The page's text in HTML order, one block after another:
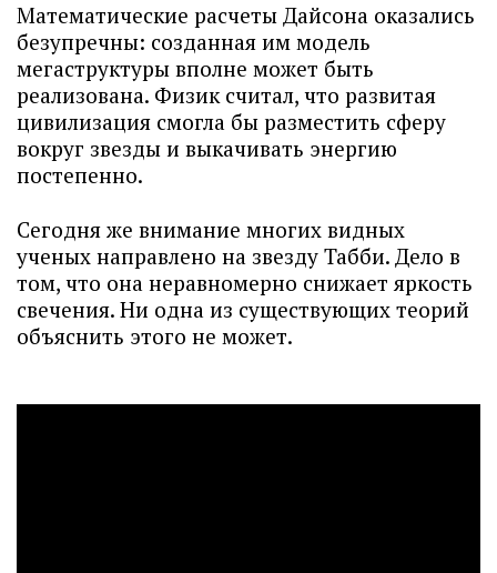
Математические расчеты Дайсона оказались
безупречны: созданная им модель
мегаструктуры вполне может быть
реализована. Физик считал, что развитая
цивилизация смогла бы разместить сферу
вокруг звезды и выкачивать энергию
постепенно.
Сегодня же внимание многих видных
ученых направлено на звезду Табби. Дело в
том, что она неравномерно снижает яркость
свечения. Ни одна из существующих теорий
объяснить этого не может.